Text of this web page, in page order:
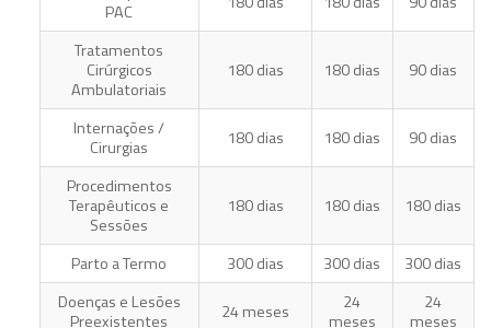
PAC
Tratamentos
Cirúrgicos
Ambulatoriais
180 dias 180 dias 90 dias
Internações /
Cirurgias
180 dias 180 dias
90 dias
Procedimentos
Terapêuticos e
Sessões
180 dias 180 dias 180 dias
Parto a Termo 300 dias 300 dias
300 dias
Doenças e Lesões
Preexistentes
24 meses
24
meses
24
meses